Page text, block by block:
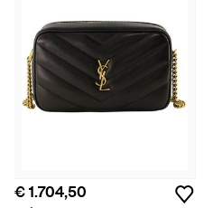
€ 1.704,50